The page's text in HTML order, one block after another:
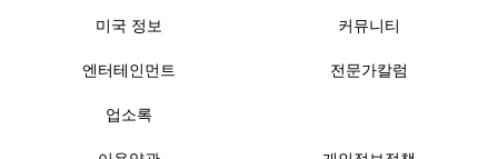
미국 정보 커뮤니티
엔터테인먼트 전문가칼럼
업소록